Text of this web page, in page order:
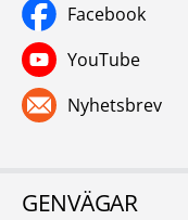
Facebook
YouTube
Nyhetsbrev
GENVÄGAR